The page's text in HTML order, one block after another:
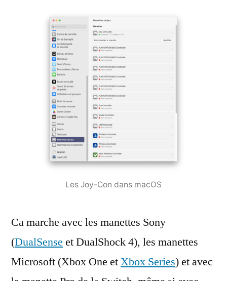
Les Joy-Con dans macOS
Ca marche avec les manettes Sony
(DualSense et DualShock 4), les manettes
Microsoft (Xbox One etXbox Series) et avec